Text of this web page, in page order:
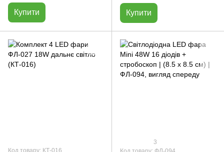
Купити Купити
Код товару: КТ-016
3